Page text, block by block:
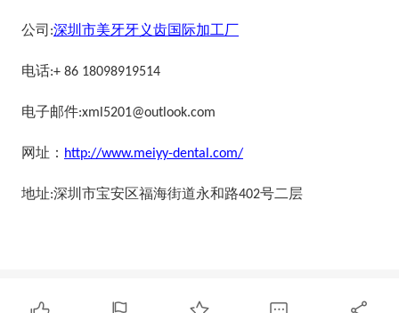
公司 :深圳市美牙牙义齿国际加工厂
电话:+ 86 18098919514
电子邮件:xml5201@outlook.com
网址： http://www.meiyy-dental.com/
地址:深圳市宝安区福海街道永和路402号二层